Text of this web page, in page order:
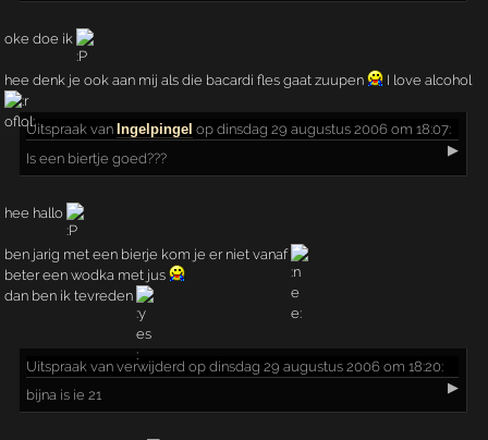
oke doe ik
hee denk je ook aan mij als die bacardi fles gaat zuupen I love alcohol
Uitspraak van Ingelpingel op dinsdag 29 augustus 2006 om 18:07:
▶
Is een biertje goed???
hee hallo
ben jarig met een bierje kom je er niet vanaf
beter een wodka met jus
dan ben ik tevreden
Uitspraak van verwijderd op dinsdag 29 augustus 2006 om 18:20:
▶
bijna is ie 21